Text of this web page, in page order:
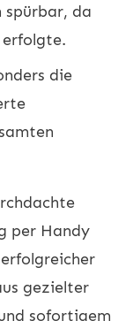
spürbar, da
die
per Handy
gezielter
sofortigem